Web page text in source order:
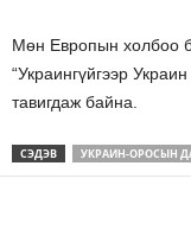
Мөн Европын холбоо
“Украингүйгээр
тавигдаж байна.
СЭДЭВ УКРАИН-ОРОСЫН